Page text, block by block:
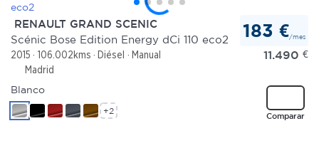
RENAULT GRAND SCENIC
Scénic Bose Edition Energy dCi 110 eco2
2015 106.002kms Diésel
Manual
Madrid
183 €/mes
11.490 €
Comparar
Blanco
+2